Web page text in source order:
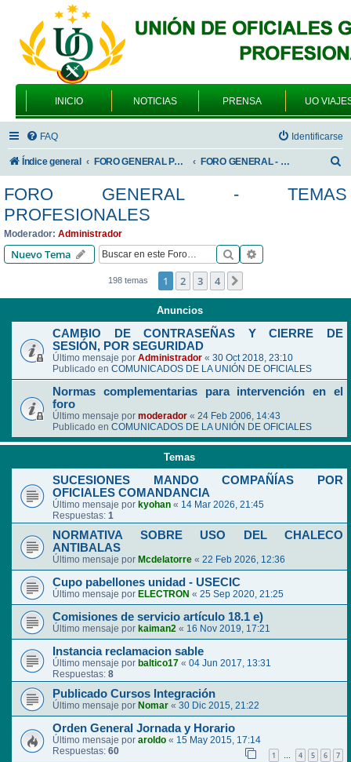
INICIO NOTICIAS PRENSA UO
FAQ Identificarse
Índice general FORO GENERAL PARA TODOS LOS USUARIOS FORO GENERAL - TEMAS PROFESIONALES
s
FORO GENERAL - TEMAS
PROFESIONALES
Moderador: Administrador
Nuevo Tema Buscar
198 temas 1 2 3 4
Anuncios
CAMBIO DE CONTRASEÑAS Y CIERRE DE
SESIÓN, POR SEGURIDAD
Último mensaje por Administrador « 30 Oct 2018, 23:10
Publicado en COMUNICADOS DE LA UNIÓN DE OFICIALES
Normas complementarias para intervención en el
foro
Último mensaje por moderador « 24 Feb 2006, 14:43
Publicado en COMUNICADOS DE LA UNIÓN DE OFICIALES
Temas
SUCESIONES MANDO COMPAÑÍAS POR
OFICIALES COMANDANCIA
Último mensaje por kyohan « 14 Mar 2026, 21:45
Respuestas: 1
NORMATIVA SOBRE USO DEL CHALECO
ANTIBALAS
Último mensaje por Mcdelatorre « 22 Feb 2026, 12:36
Cupo pabellones unidad - USECIC
Último mensaje por ELECTRON « 25 Sep 2020, 21:25
Comisiones de servicio artículo 18.1 e)
Último mensaje por kaiman2 « 16 Nov 2019, 17:21
Instancia reclamacion sable
Último mensaje por baltico17 « 04 Jun 2017, 13:31
Respuestas: 8
Publicado Cursos Integración
Último mensaje por Nomar « 30 Dic 2015, 21:22
Orden General Jornada y Horario
Último mensaje por aroldo « 15 May 2015, 17:14
Respuestas: 60 1 … 4 5 6 7